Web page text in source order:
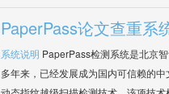
PaperPass论文查重系
系统说明 PaperPass检测系统是北京
多年来，已经发展成为国内可信赖的